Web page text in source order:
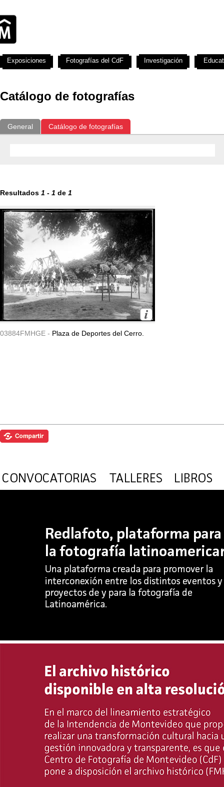
Catálogo de fotografías
General Catálogo de fotografías
Resultados 1 - 1 de 1
03884FMHGE - Plaza de Deportes del Cerro.
Exposiciones Fotografías del CdF Investigación